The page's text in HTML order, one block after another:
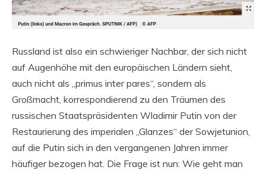
Russland ist also ein schwieriger Nachbar, der sich nicht
auf Augenhöhe mit den europäischen Ländern sieht,
auch nicht als „primus inter pares“, sondern als
Großmacht, korrespondierend zu den Träumen des
russischen Staatspräsidenten Wladimir Putin von der
Restaurierung des imperialen „Glanzes“ der Sowjetunion,
auf die Putin sich in den vergangenen Jahren immer
häufiger bezogen hat. Die Frage ist nun: Wie geht man